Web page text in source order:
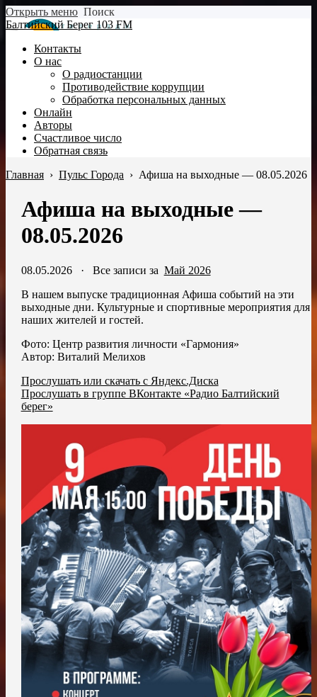
Открыть меню Поиск
Балтийский Берег 103 FM
Контакты
О нас
О радиостанции
Противодействие коррупции
Обработка персональных данных
Онлайн
Авторы
Счастливое число
Обратная связь
Главная › Пульс Города › Афиша на выходные — 08.05.2026
Афиша на выходные —
08.05.2026
08.05.2026· Все записи за Май 2026
В нашем выпуске традиционная Афиша событий на эти
выходные дни. Культурные и спортивные мероприятия для
наших жителей и гостей.
Фото: Центр развития личности «Гармония»
Автор: Виталий Мелихов
Прослушать или скачать с Яндекс.Диска
Прослушать в группе ВКонтакте «Радио Балтийский
берег»